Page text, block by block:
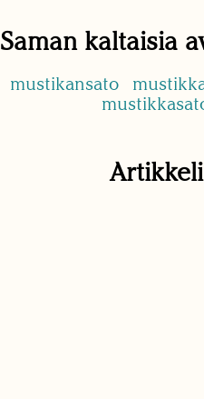
Saman kaltaisia
mustikansato